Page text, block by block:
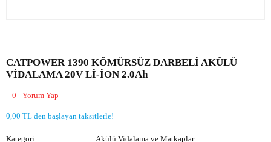
CATPOWER 1390 KÖMÜRSÜZ DARBELİ AKÜLÜ
VİDALAMA 20V Lİ-İON 2.0Ah
0 - Yorum Yap
0,00 TL den başlayan taksitlerle!
Kategori
Akülü Vidalama ve Matkaplar